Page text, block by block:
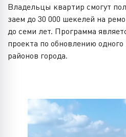
Владельцы квартир смогут
заем до 30 000 шекелей на
до семи лет. Программа
проекта по обновлению
районов города.